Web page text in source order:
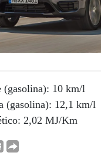
(gasolina): 10 km/l
(gasolina): 12,1 km/l
2,02 MJ/Km